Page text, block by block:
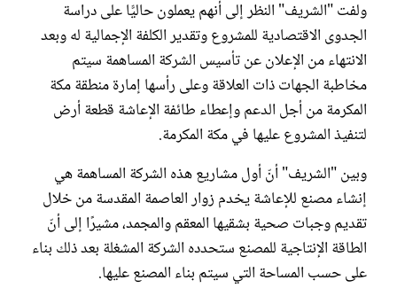
ولفت "الشريف" النظر إلى أنهم يعملون حاليًّا على دراسة
الجدوى الاقتصادية للمشروع وتقدير الكلفة الإجمالية له وبعد
الانتهاء من الإعلان عن تأسيس الشركة المساهمة سيتم
مخاطبة الجهات ذات العلاقة وعلى رأسها إمارة منطقة مكة
المكرمة من أجل الدعم وإعطاء طائفة الإعاشة قطعة أرض
لتنفيذ المشروع عليها في مكة المكرمة.
وبين "الشريف" أنّ أول مشاريع هذه الشركة المساهمة هي
إنشاء مصنع للإعاشة يخدم زوار العاصمة المقدسة من خلال
تقديم وجبات صحية بشقيها المعقم والمجمد، مشيرًا إلى أنّ
الطاقة الإنتاجية للمصنع ستحدده الشركة المشغلة بعد ذلك بناء
على حسب المساحة التي سيتم بناء المصنع عليها.